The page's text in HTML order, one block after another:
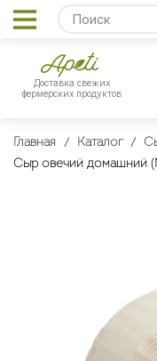
Доставка свежих
фермерских продуктов
Главная Каталог
Сыр овечий домашний